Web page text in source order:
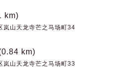
km)
岚山天龙寺芒之马场町34
km)
岚山天龙寺芒之马场町33